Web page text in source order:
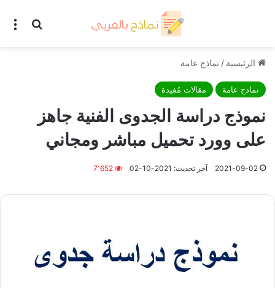
بحث
الرئيسية / نماذج عامة
نماذج عامة مقالات مُفيدة
نموذج دراسة الجدوى الفنية جاهز
على وورد تحميل مباشر ومجاني
2021-09-02 آخر تحديث: 2021-10-02 7٬652